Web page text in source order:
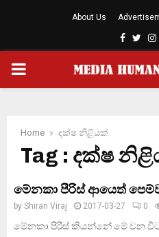
About Us
PRIMARY
Home දක්ෂ නිළියක්
Tag : දක්ෂ
මේනකා පීරිස් ආයෙත්
by Shiran Viraj 2017-03-27 0
මේනකා පීරිස් කියන්නේ මේ වන විට